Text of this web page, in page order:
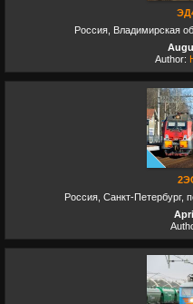
Россия, Владимирская
Author:
Россия, Санкт-Петербург,